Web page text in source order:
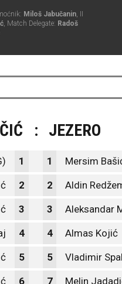
Miloš Jabučanin, II
, Match Delegate: Radoš
: JEZERO
1 1 Mersim
2 2 Aldin
3 3 Aleksandar
4 4 Almas Kojić
5 5 Vladimir
6 7 Melin